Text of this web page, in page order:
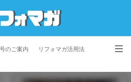
のご案内 リフォマガ活用法